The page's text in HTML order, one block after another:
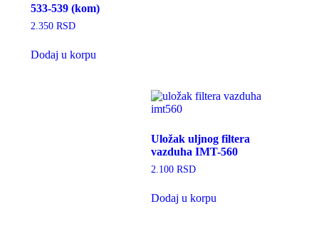
533-539 (kom)
2.350 RSD
Dodaj u korpu
Uložak uljnog filtera
vazduha IMT-560
2.100RSD
Dodaj u korpu